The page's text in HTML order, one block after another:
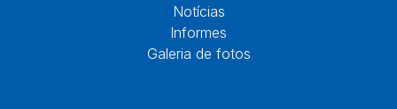
Notícias
Informes
Galeria de fotos